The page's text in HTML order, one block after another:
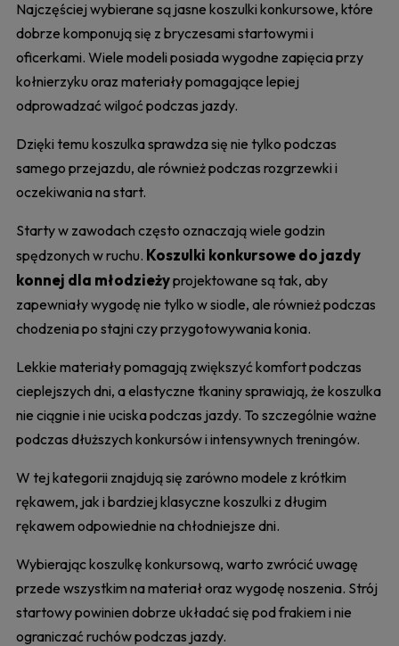
Najczęściej wybierane są jasne koszulki konkursowe, które
dobrze komponują się z bryczesami startowymi i
oficerkami. Wiele modeli posiada wygodne zapięcia przy
kołnierzyku oraz materiały pomagające lepiej
odprowadzać wilgoć podczas jazdy.
Dzięki temu koszulka sprawdza się nie tylko podczas
samego przejazdu, ale również podczas rozgrzewki i
oczekiwania na start.
Starty w zawodach często oznaczają wiele godzin
spędzonych w ruchu. Koszulki konkursowe do jazdy
konnej dla młodzieżyprojektowane są tak, aby
zapewniały wygodę nie tylko w siodle, ale również podczas
chodzenia po stajni czy przygotowywania konia.
Lekkie materiały pomagają zwiększyć komfort podczas
cieplejszych dni, a elastyczne tkaniny sprawiają, że koszulka
nie ciągnie i nie uciska podczas jazdy. To szczególnie ważne
podczas dłuższych konkursów i intensywnych treningów.
W tej kategorii znajdują się zarówno modele z krótkim
rękawem, jak i bardziej klasyczne koszulki z długim
rękawem odpowiednie na chłodniejsze dni.
Wybierając koszulkę konkursową, warto zwrócić uwagę
przede wszystkim na materiał oraz wygodę noszenia. Strój
startowy powinien dobrze układać się pod frakiem i nie
ograniczać ruchów podczas jazdy.